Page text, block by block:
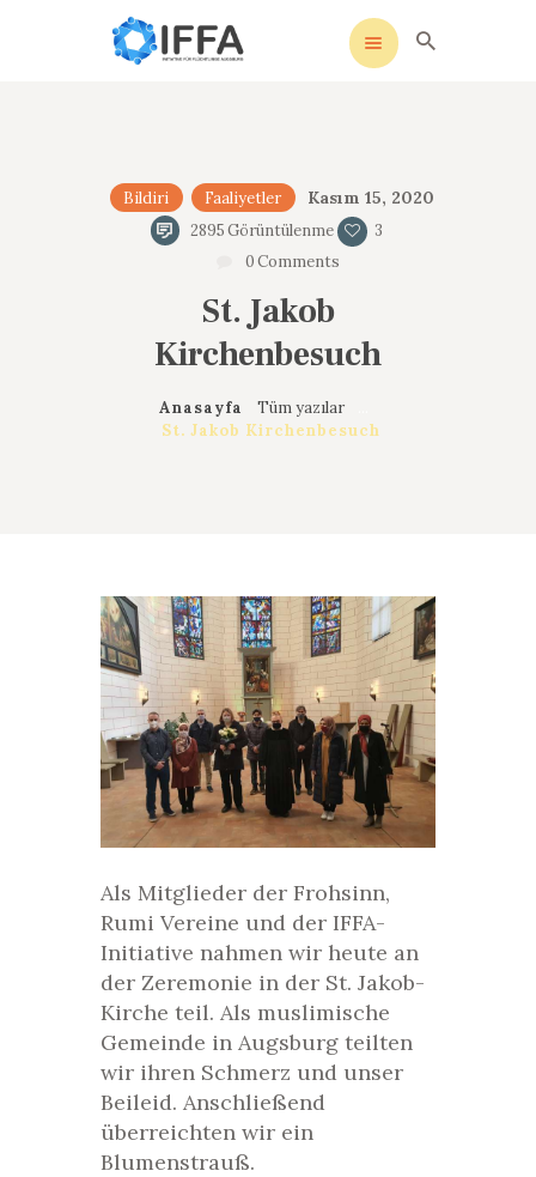
Bildiri Faaliyetler Kasım 15, 2020
2895Görüntülenme
3
0Comments
St. Jakob
Kirchenbesuch
Anasayfa Tüm yazılar
St. Jakob Kirchenbesuch
ANASAYFA
UNSERE SATZUNG
SOSYAL MEDYA
DATENSCHUTZ
Als Mitglieder der Frohsinn,
Rumi Vereine und der IFFA-
Initiative nahmen wir heute an
der Zeremonie in der St. Jakob-
Kirche teil. Als muslimische
Gemeinde in Augsburg teilten
wir ihren Schmerz und unser
Beileid. Anschließend
überreichten wir ein
Blumenstrauß.